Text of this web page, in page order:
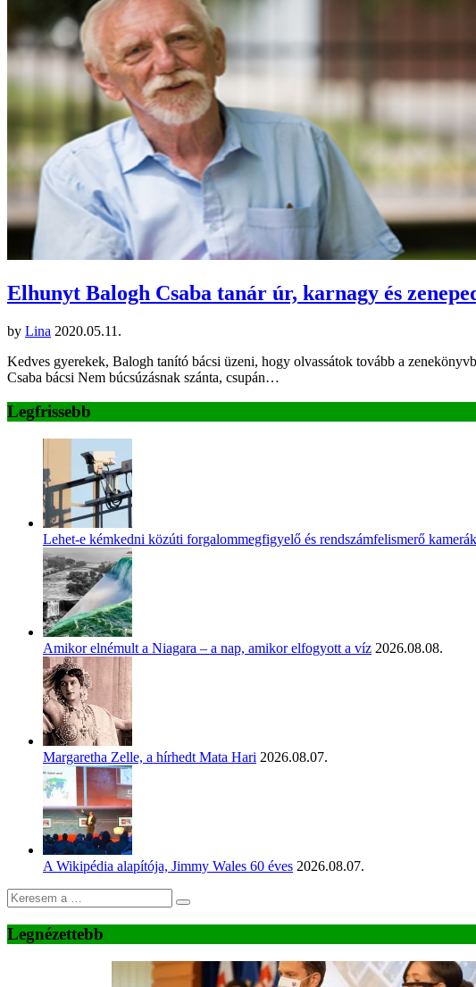
Elhunyt Balogh Csaba tanár úr, karnagy és
by Lina 2020.05.11.
Kedves gyerekek, Balogh tanító bácsi üzeni, hogy olvassátok tovább a
Csaba bácsi Nem búcsúzásnak szánta, csupán…
Legfrissebb
Lehet-e kémkedni közúti forgalommegfigyelő és rendszámfelismerő
Amikor elnémult a Niagara – a nap, amikor elfogyott a víz 2026.08.08.
Margaretha Zelle, a hírhedt Mata Hari 2026.08.07.
A Wikipédia alapítója, Jimmy Wales 60 éves 2026.08.07.
Legnézettebb